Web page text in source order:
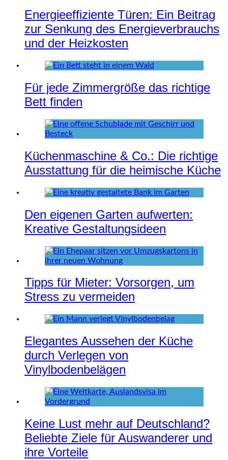
Energieeffiziente Türen: Ein Beitrag
zur Senkung des Energieverbrauchs
und der Heizkosten
Für jede Zimmergröße das richtige
Bett finden
Küchenmaschine & Co.: Die richtige
Ausstattung für die heimische Küche
Den eigenen Garten aufwerten:
Kreative Gestaltungsideen
Tipps für Mieter: Vorsorgen, um
Stress zu vermeiden
Elegantes Aussehen der Küche
durch Verlegen von
Vinylbodenbelägen
Keine Lust mehr auf Deutschland?
Beliebte Ziele für Auswanderer und
ihre Vorteile